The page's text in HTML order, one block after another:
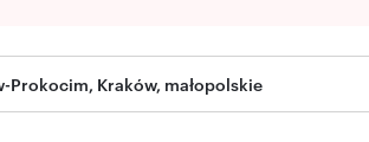
Prokocim, Kraków, małopolskie